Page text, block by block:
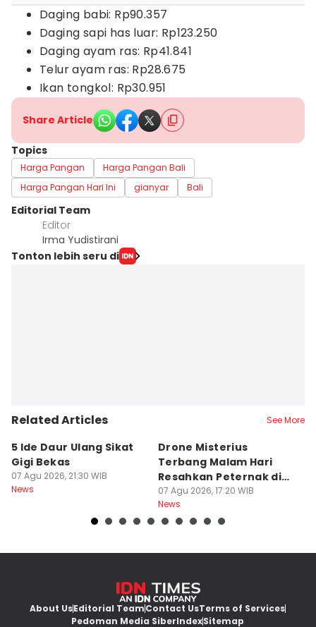
Daging babi: Rp90.357
Daging sapi has luar: Rp123.250
Daging ayam ras: Rp41.841
Telur ayam ras: Rp28.675
Ikan tongkol: Rp30.951
Share Article
Topics
Harga Pangan
Harga Pangan Bali
Harga Pangan Hari Ini
gianyar Bali
Editorial Team
Editor
Irma Yudistirani
Tonton lebih seru di
Related Articles See More
5 Ide Daur Ulang Sikat
Gigi Bekas
07 Agu 2026, 21:30 WIB
News
Drone Misterius
Terbang Malam Hari
Resahkan Peternak di
Marga Tabanan
07 Agu 2026, 17:20 WIB
News
About UsEditorial TeamContact UsTerms of Services
Pedoman Media SiberIndexSitemap